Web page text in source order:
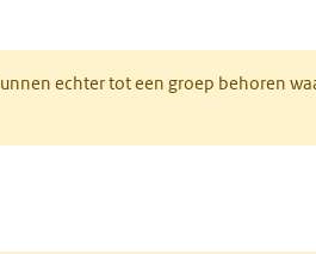
echter tot een groep behoren